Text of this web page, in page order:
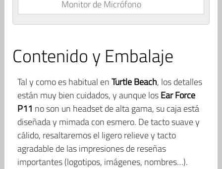
Monitor de Micrófono
Contenido y Embalaje
Tal y como es habitual enTurtle Beach, los detalles
están muy bien cuidados, y aunque losEar Force
P11 no son un headset de alta gama, su caja está
diseñada y mimada con esmero. De tacto suave y
cálido, resaltaremos el ligero relieve y tacto
agradable de las impresiones de reseñas
importantes (logotipos, imágenes, nombres…).